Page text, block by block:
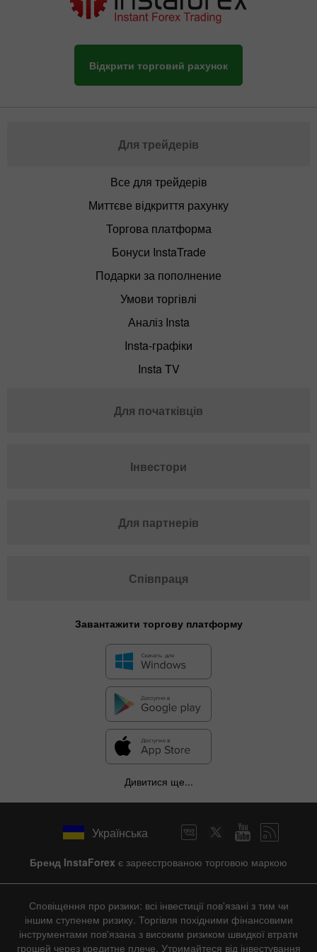
Відкрити торговий рахунок
Для трейдерів
Все для трейдерів
Миттєве відкриття рахунку
Торгова платформа
Бонуси InstaTrade
Подарки за пополнение
Умови торгівлі
Аналіз Insta
Insta-графіки
Insta TV
Для початківців
Інвестори
Для партнерів
Співпраця
Завантажити торгову платформу
Дивитися ще...
Українська
Бренд InstaForex є зареєстрованою торговою маркою
Сповіщення про ризики: всі інвестиції пов'язані з тим чи
іншим ступенем ризику. Торгівля похідними фінансовими
інструментами пов'язана з високим ризиком швидкої втрати
грошей через кредитне плече. Утримайтеся від інвестування